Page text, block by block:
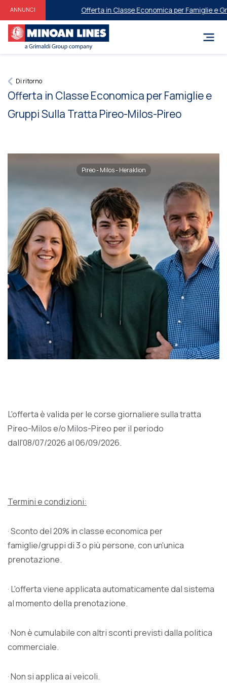
ANNUNCI Offerta in Classe Economica per Famiglie e
Di ritorno
Offerta in Classe Economica per Famiglie e ​​
Gruppi Sulla Tratta Pireo-Milos-Pireo
Pireo - Milos - Heraklion
L'offerta è valida per le corse giornaliere sulla tratta
Pireo-Milos e/o Milos-Pireo per il periodo
dall'08/07/2026 al 06/09/2026.
Termini e condizioni:
· Sconto del 20% in classe economica per
famiglie/gruppi di 3 o più persone, con un'unica
prenotazione.
· L'offerta viene applicata automaticamente dal sistema
al momento della prenotazione.
· Non è cumulabile con altri sconti previsti dalla politica
commerciale.
· Non si applica ai veicoli.